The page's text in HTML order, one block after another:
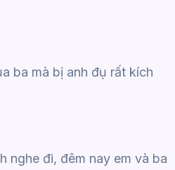
ba mà bị anh đụ rất kích
nghe đi, đêm nay em và ba